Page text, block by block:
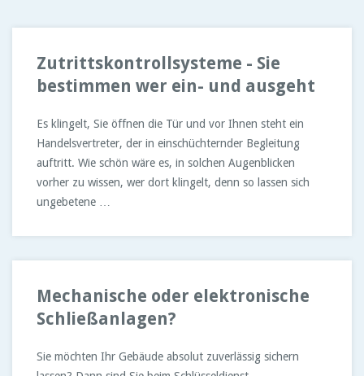
Zutrittskontrollsysteme - Sie
bestimmen wer ein- und ausgeht
Es klingelt, Sie öffnen die Tür und vor Ihnen steht ein
Handelsvertreter, der in einschüchternder Begleitung
auftritt. Wie schön wäre es, in solchen Augenblicken
vorher zu wissen, wer dort klingelt, denn so lassen sich
ungebetene …
Mechanische oder elektronische
Schließanlagen?
Sie möchten Ihr Gebäude absolut zuverlässig sichern